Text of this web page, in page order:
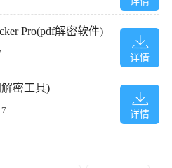
进入下一步
详情
Pro(pdf解密软件)
详情
解密工具)